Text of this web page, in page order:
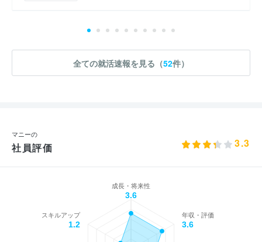
全ての就活速報を見る（52件）
マニーの
社員評価 3.3
成長・将来性
3.6
年収・評価
3.6
スキルアップ
1.2